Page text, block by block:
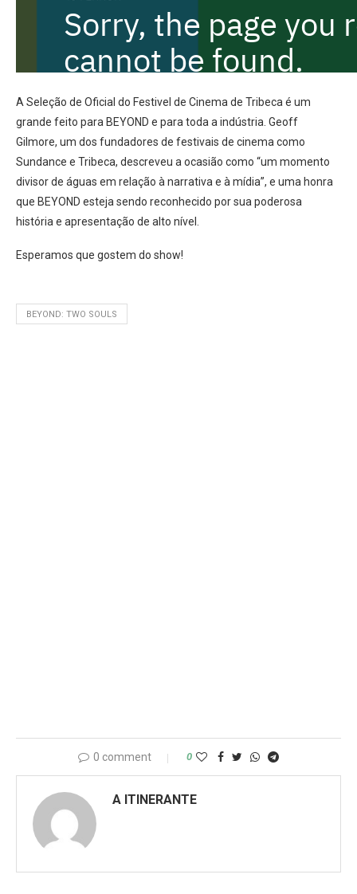
A Seleção de Oficial do Festivel de Cinema de Tribeca é um
grande feito para BEYOND e para toda a indústria. Geoff
Gilmore, um dos fundadores de festivais de cinema como
Sundance e Tribeca, descreveu a ocasião como “um momento
divisor de águas em relação à narrativa e à mídia”, e uma honra
que BEYOND esteja sendo reconhecido por sua poderosa
história e apresentação de alto nível.
Esperamos que gostem do show!
BEYOND: TWO SOULS
0 comment 0
A ITINERANTE